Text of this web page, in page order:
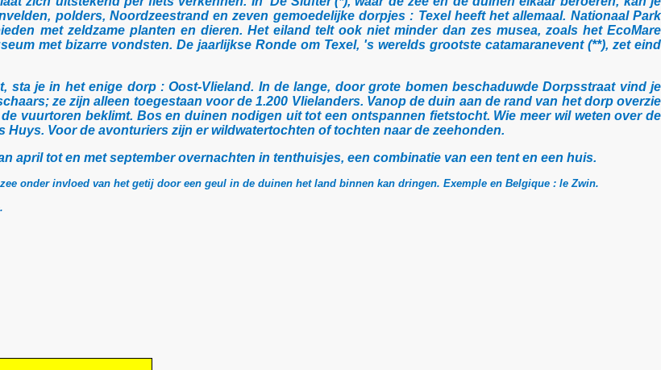
polders, Noordzeestrand en zeven gemoedelijke dorpjes : Texel heeft het allemaal. Nationaal Park
met zeldzame planten en dieren. Het eiland telt ook niet minder dan zes musea, zoals het EcoMare
met bizarre vondsten. De jaarlijkse Ronde om Texel, 's werelds grootste catamaranevent (**), zet eind
sta je in het enige dorp : Oost-Vlieland. In de lange, door grote bomen beschaduwde Dorpsstraat vind je
ze zijn alleen toegestaan voor de 1.200 Vlielanders. Vanop de duin aan de rand van het dorp overzie
vuurtoren beklimt. Bos en duinen nodigen uit tot een ontspannen fietstocht. Wie meer wil weten over de
Voor de avonturiers zijn er wildwatertochten of tochten naar de zeehonden.
april tot en met september overnachten in tenthuisjes, een combinatie van een tent en een huis.
onder invloed van het getij door een geul in de duinen het land binnen kan dringen. Exemple en Belgique : le Zwin.